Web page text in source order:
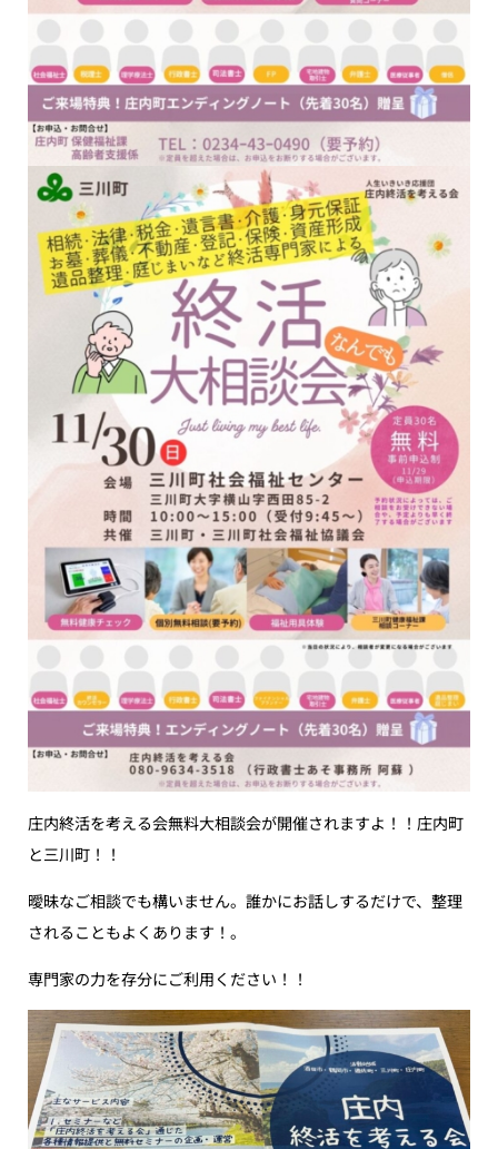
庄内終活を考える会無料大相談会が開催されますよ！！庄内町
と三川町！！
曖昧なご相談でも構いません。誰かにお話しするだけで、整理
されることもよくあります！。
専門家の力を存分にご利用ください！！